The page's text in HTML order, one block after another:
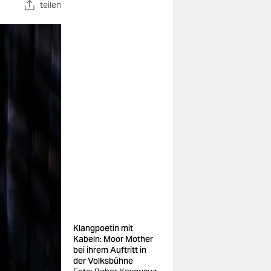
teilen
Klangpoetin mit
Kabeln: Moor Mother
bei ihrem Auftritt in
der Volksbühne